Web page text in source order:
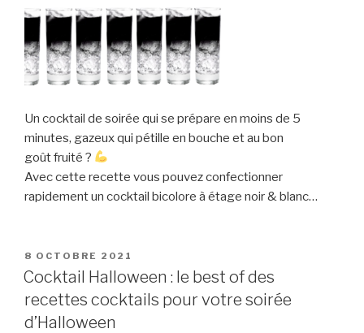
Un cocktail de soirée qui se prépare en moins de 5
minutes, gazeux qui pétille en bouche et au bon
goût fruité ?
Avec cette recette vous pouvez confectionner
rapidement un cocktail bicolore à étage noir & blanc…
PUBLIÉ
LE
8 OCTOBRE 2021
Cocktail Halloween : le best of des
recettes cocktails pour votre soirée
d’Halloween